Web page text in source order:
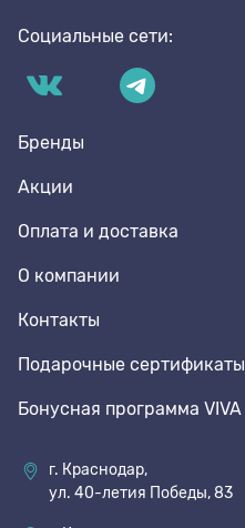
Социальные сети:
Бренды
Акции
Оплата и доставка
О компании
Контакты
Подарочные сертификаты
Бонусная программа VIVA
г. Краснодар,
ул. 40-летия Победы, 83